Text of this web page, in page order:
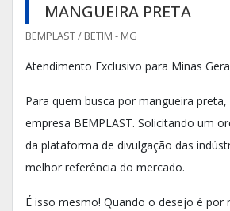
MANGUEIRA PRETA
BEMPLAST / BETIM - MG
Atendimento Exclusivo para Minas
Para quem busca por mangueira
empresa BEMPLAST. Solicitando um
da plataforma de divulgação das
melhor referência do mercado.
É isso mesmo! Quando o desejo é por